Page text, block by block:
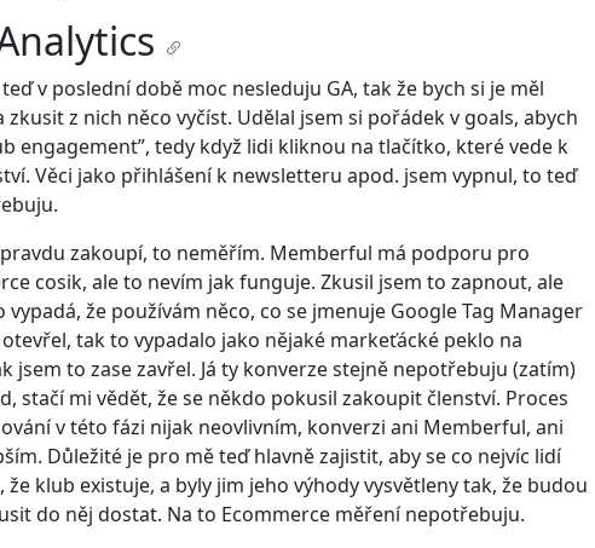
v poslední době moc nesleduju GA, tak že bych si je měl
z nich něco vyčíst. Udělal jsem si pořádek v goals, abych
engagement”, tedy když lidi kliknou na tlačítko, které vede k
Věci jako přihlášení k newsletteru apod. jsem vypnul, to teď
zakoupí, to neměřím. Memberful má podporu pro
cosik, ale to nevím jak funguje. Zkusil jsem to zapnout, ale
vypadá, že používám něco, co se jmenuje Google Tag Manager
tak to vypadalo jako nějaké markeťácké peklo na
jsem to zase zavřel. Já ty konverze stejně nepotřebuju (zatím)
stačí mi vědět, že se někdo pokusil zakoupit členství. Proces
v této fázi nijak neovlivním, konverzi ani Memberful, ani
Důležité je pro mě teď hlavně zajistit, aby se co nejvíc lidí
klub existuje, a byly jim jeho výhody vysvětleny tak, že budou
do něj dostat. Na to Ecommerce měření nepotřebuju.